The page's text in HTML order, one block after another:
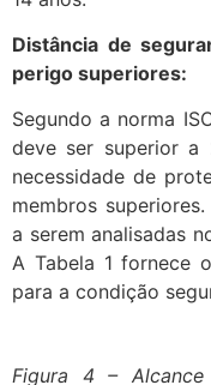
Distância de
perigo superiores:
Segundo a norma
deve ser superior a
necessidade de
membros
a serem analisadas
A Tabela 1 fornece
para a condição
Figura 4 –